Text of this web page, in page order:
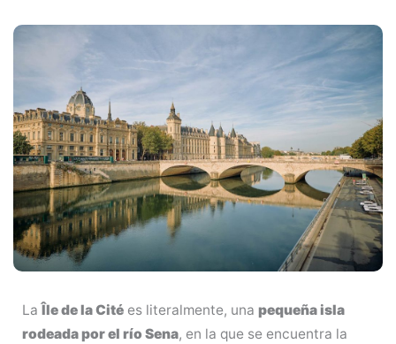
LaÎle de la Cité es literalmente, una pequeña isla
rodeada por el río Sena, en la que se encuentra la